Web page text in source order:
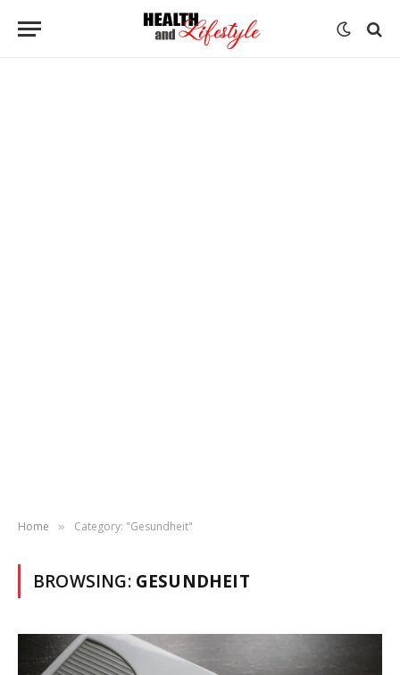
Home » Category: "Gesundheit"
BROWSING: GESUNDHEIT